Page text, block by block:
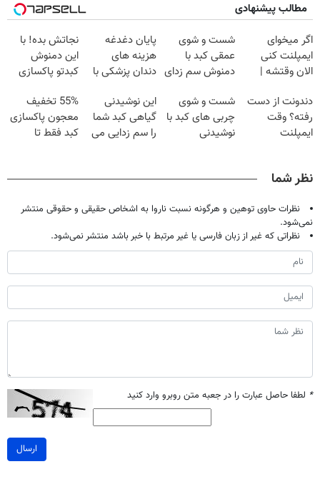
مطالب پیشنهادی
اگر میخوای
ایمپلنت کنی
الان وقتشه |
میلیون تومان!!!
شست و شوی
عمقی کبد با
دمنوش سم زدای
پایان دغدغه
هزینه های
دندان پزشکی با
خانگی
نجاتش بده! با
این دمنوش
کبدتو پاکسازی
مرجوعی
دندونت از دست
رفته؟ وقت
ایمپلنت
شست و شوی
چربی های کبد با
نوشیدنی
این نوشیدنی
گیاهی کبد شما
را سم زدایی می
55% تخفیف
معجون پاکسازی
کبد فقط تا
نظر شما
نظرات حاوی توهین و هرگونه نسبت ناروا به اشخاص حقیقی و حقوقی منتشر
نمی‌شود.
نظراتی که غیر از زبان فارسی یا غیر مرتبط با خبر باشد منتشر نمی‌شود.
* لطفا حاصل عبارت را در جعبه متن روبرو وارد کنید
ارسال